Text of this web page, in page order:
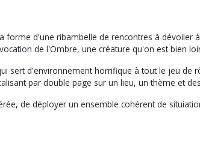
forme d'une ribambelle de rencontres à
de l'Ombre, une créature qu'on est bien
sert d'environnement horrifique à tout le jeu de
par double page sur un lieu, un thème et
de déployer un ensemble cohérent de